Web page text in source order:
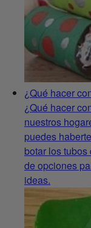
¿Qué hacer
¿Qué hacer
nuestros
puedes
botar los
de opciones
ideas.